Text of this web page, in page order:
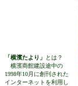
「横濱たより」
とは？
横濱商館建設途中の
1998年10月に創刊された
インターネットを利用し